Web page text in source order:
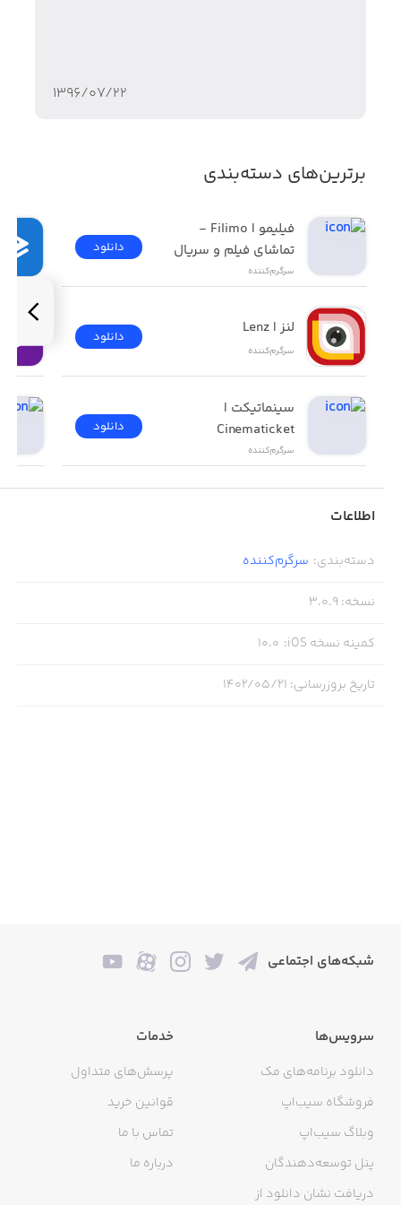
• کنترلرهای ساده
• موسیقی متن ساخته‌شده توسط The Offspring و Bad
۱۳۹۶/۰۷/۲۲
برترین‌های دسته‌بندی
تماشای فیلم و سریال
سرگرم‌کننده
دانلود
لنز | Lenz
سرگرم‌کننده
دانلود
Cinematicket
سرگرم‌کننده
دانلود
اطلاعات
دسته‌بندی: سرگرم‌کننده
نسخه:
3.0.9
کمینه نسخه iOS :
10.0
تاریخ بروزرسانی: ۱۴۰۲/۰۵/۲۱
شبکه‌های اجتماعی
سرویس‌ها
دانلود برنامه‌های مک
فروشگاه سیب‌اپ
وبلاگ سیب‌اپ
پنل توسعه‌دهندگان
دریافت نشان دانلود از
خدمات
پرسش‌های متداول
قوانین خرید
تماس با ما
درباره ما